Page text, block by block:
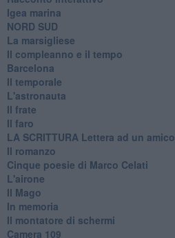
Igea marina
​NORD SUD
La marsigliese
Il compleanno e il tempo
Barcelona
Il temporale
L'astronauta
Il frate
Il faro
​LA SCRITTURA Lettera ad un amico
Il romanzo
Cinque poesie di Marco Celati
L'airone
Il Mago
In memoria
Il montatore di schermi
Camera 109